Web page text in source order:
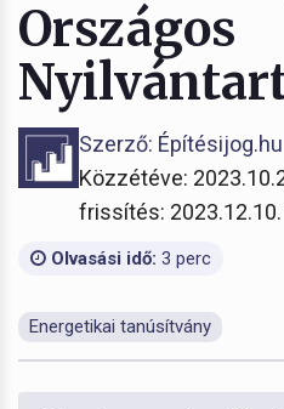
Országos
Szerző: Építésijog.hu
Közzétéve:
frissítés:
Olvasási idő: 3 perc
Energetikai tanúsítvány